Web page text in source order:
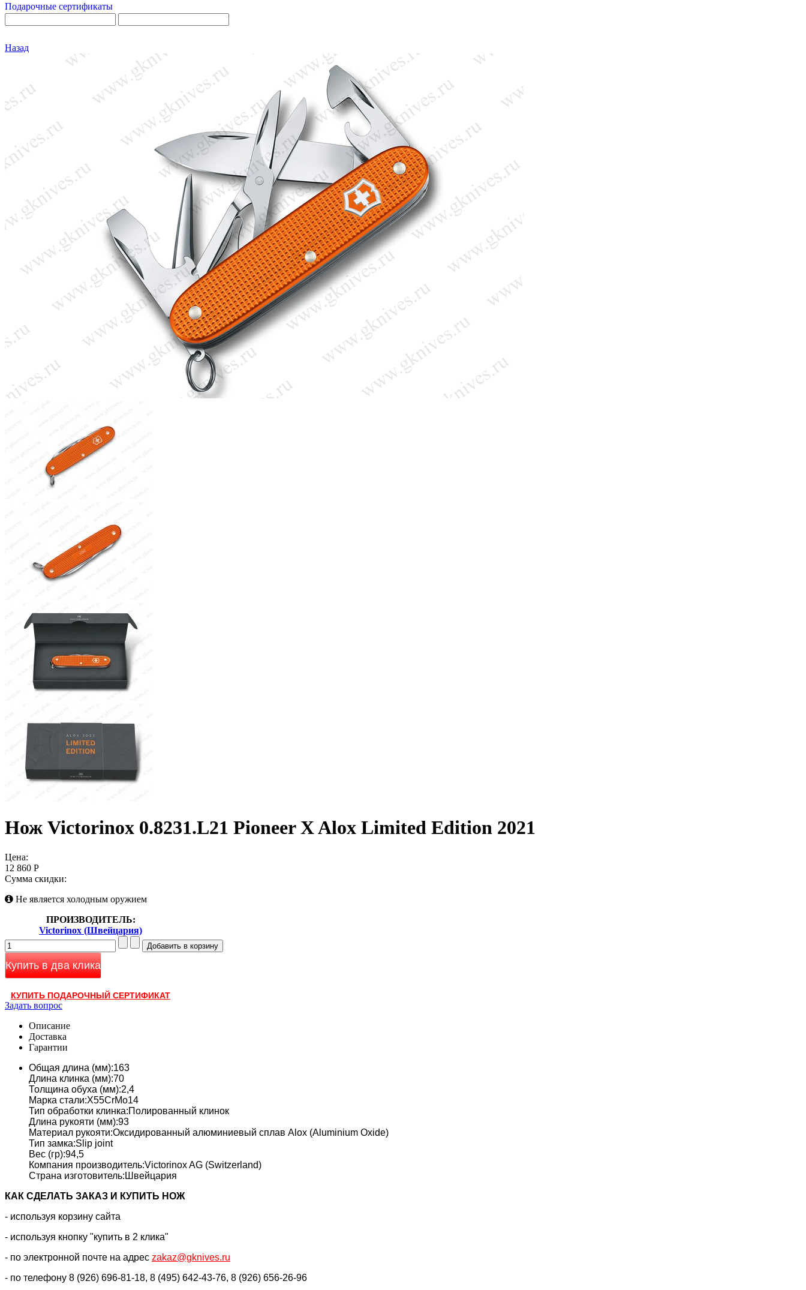
Подарочные сертификаты
Назад
Нож Victorinox 0.8231.L21 Pioneer X Alox Limited Edition 2021
Цена:
12 860 Р
Сумма скидки:
Не является холодным оружием
ПРОИЗВОДИТЕЛЬ:
Victorinox (Швейцария)
Купить в два клика
КУПИТЬ ПОДАРОЧНЫЙ СЕРТИФИКАТ
Задать вопрос
Описание
Доставка
Гарантии
Общая длина (мм):163
Длина клинка (мм):70
Толщина обуха (мм):2,4
Марка стали:X55CrMo14
Тип обработки клинка:Полированный клинок
Длина рукояти (мм):93
Материал рукояти:Оксидированный алюминиевый сплав Alox (Aluminium Oxide)
Тип замка:Slip joint
Вес (гр):94,5
Компания производитель:Victorinox AG (Switzerland)
Страна изготовитель:Швейцария
КАК CДЕЛАТЬ ЗАКАЗ И КУПИТЬ НОЖ
- используя корзину сайта
- используя кнопку "купить в 2 клика"
- по электронной почте на адрес zakaz@gknives.ru
- по телефону 8 (926) 696-81-18, 8 (495) 642-43-76, 8 (926) 656-26-96